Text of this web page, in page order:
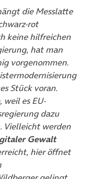
die Messlatte
rot
keine hilfreichen
hat man
vorgenommen.
Stück voran.
es EU-
dazu
Vielleicht werden
Gewalt
hier öffnet